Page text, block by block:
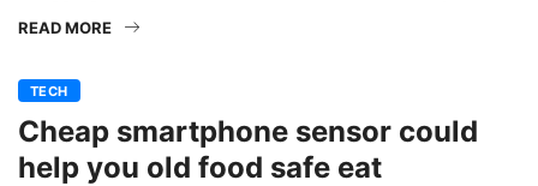
READ MORE
TECH
Cheap smartphone sensor could
help you old food safe eat